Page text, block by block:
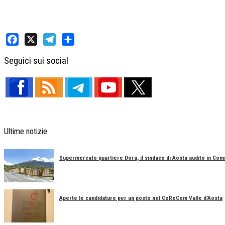
Seguici sui social
Ultime notizie
Supermercato quartiere Dora, il sindaco di Aosta audito in
Aperte le candidature per un posto nel CoReCom Valle d'Aosta